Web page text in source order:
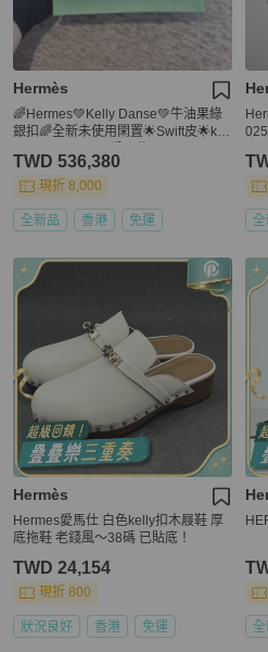
Hermès
🌈Hermes💚Kelly Danse💚牛油果綠
銀扣🌈全新未使用閑置🌟Swift皮🌟kell
TWD 536,380
現折 8,000
全新品 香港 免運
025
Hermès
Hermes愛馬仕 白色kelly扣木屐鞋 厚
底拖鞋 老錢風～38碼 已貼底！
TWD 24,154
現折 800
狀況良好 香港 免運